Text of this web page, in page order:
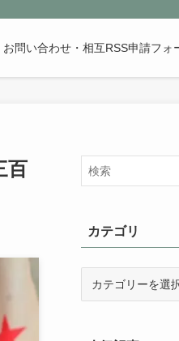
史が苦手な人も魅了するまとめサイ
お問い合わせ・相互RSS申請フォ
百
カテゴリ